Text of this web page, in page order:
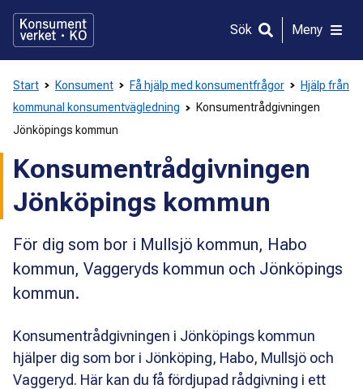
direkt
innehållet
Sök Meny
Start Konsument Få hjälp med konsumentfrågor
Hjälp från
kommunal konsumentvägledning
Konsumentrådgivningen
Jönköpings kommun
Konsumentrådgivningen
Jönköpings kommun
För dig som bor i Mullsjö kommun, Habo
kommun, Vaggeryds kommun och Jönköpings
kommun.
Konsumentrådgivningen i Jönköpings kommun
hjälper dig som bor i Jönköping, Habo, Mullsjö och
Vaggeryd. Här kan du få fördjupad rådgivning i ett